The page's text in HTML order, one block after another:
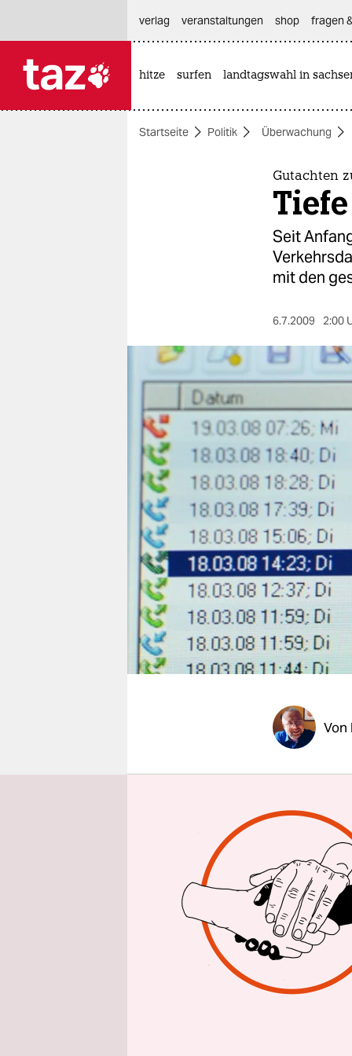
themen
berlin
nord
wahrheit
verlag
verlag
veranstaltungen
shop
fragen & hilfe
unterstützen
abo
genossenschaft
verlag
veranstaltungen shop fragen
hitze surfen landtagswahl in
Startseite Politik Überwachung
Gutachten
Seit
mit den
6.7.2009 2:00
Von
Welche
Auf wen
wem
künftig
des
für das
genannte
Jeder